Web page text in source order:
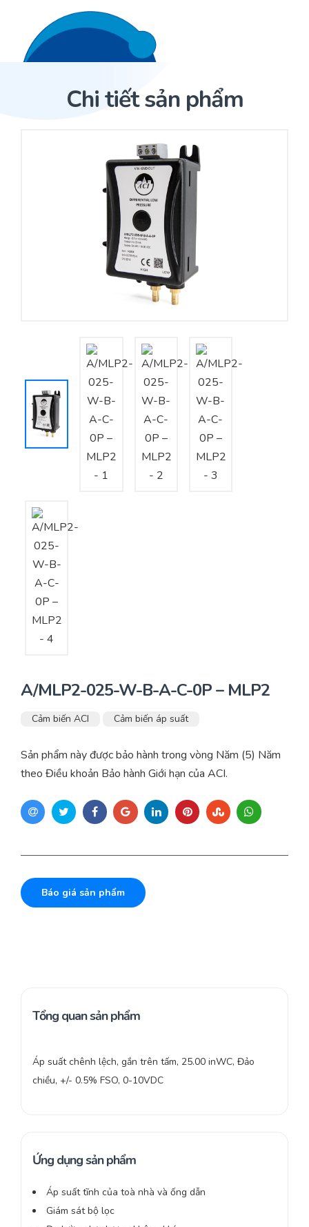
Trang Chủ
Cảm biến ACI
Nhà phân phối cảm biến
Nhà sản xuất thiết bị điều khiển
Cung cấp giải pháp quản lý cho toà nhà (BMS)
Tư vấn – Thiết kế – Cung cấp thiết bị HVAC
Tư vấn thiết kế, thi công tủ điều khiển
Thi công – Lắp đặt hệ thống HVAC
Chi tiết sản phẩm
A/MLP2-025-W-B-A-C-0P – MLP2
Cảm biến ACI Cảm biến áp suất
Sản phẩm này được bảo hành trong vòng Năm (5) Năm
theo Điều khoản Bảo hành Giới hạn của ACI.
Báo giá sản phẩm
Tổng quan sản phẩm
Áp suất chênh lệch, gắn trên tấm, 25.00 inWC, Đảo
chiều, +/- 0.5% FSO, 0-10VDC
Ứng dụng sản phẩm
Áp suất tĩnh của toà nhà và ống dẫn
Giám sát bộ lọc